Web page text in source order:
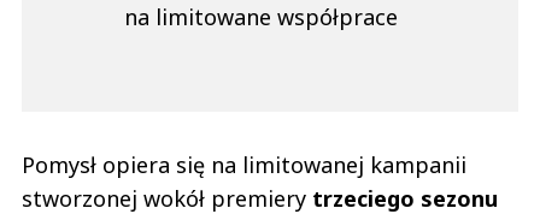
na limitowane współprace
Pomysł opiera się na limitowanej kampanii
stworzonej wokół premiery trzeciego sezonu